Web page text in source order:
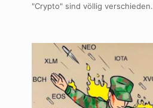
"Crypto" sind völlig verschieden.